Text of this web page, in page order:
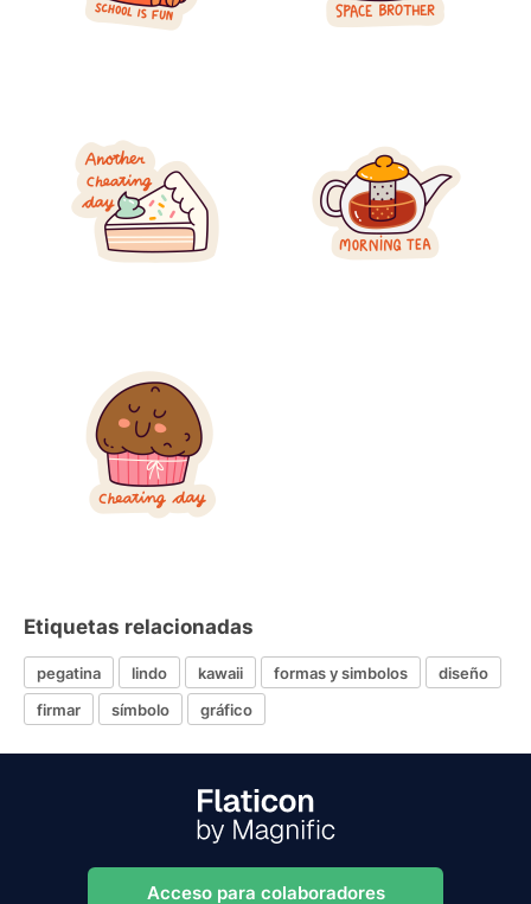
Etiquetas relacionadas
pegatina lindo kawaii formas y simbolos
diseño
firmar
símbolo gráfico
Acceso para colaboradores